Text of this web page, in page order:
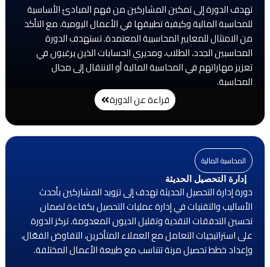
تهدف الدورة إلى تمكين المشاركين من فهم المبادئ الأساسية
للمحاسبة المالية وكيفية تطبيقها في الأعمال اليومية، مع التأكد
من الامتثال للمعايير المحاسبية المعتمدة. تستهدف الدورة
المحاسبين الجدد، الطلاب، ومديري الحسابات الذين يرغبون في
تعزيز مهاراتهم في المحاسبة المالية أو الانتقال إلى مجال
المحاسبة.
قراءة عن الدورة
المحاسبة المالية
إدارة التحصيل الحديثة
دورة إدارة التحصيل الحديثة تهدف إلى تزويد المشاركين بأحدث
الأساليب والتقنيات في إدارة عمليات التحصيل بكفاءة لضمان
تحسين التدفقات النقدية وتقليل الديون المعدومة. تركز الدورة
على استراتيجيات التعامل مع العملاء المتأخرين، التفاوض الفعّال،
وإعداد خطط تحصيل مرنة تتناسب مع طبيعة الأعمال المختلفة.